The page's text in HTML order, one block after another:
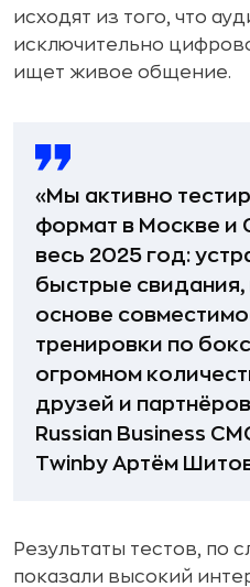
исходят из того, что
исключительно
ищет живое общение.
«Мы активно
формат в Москве и
весь 2025 год:
быстрые свидания,
основе
тренировки по
огромном
друзей и
Russian Business
Twinby Артём
Результаты тестов, по
показали высокий